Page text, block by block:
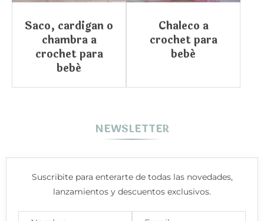
Saco, cardigan o
chambra a
crochet para
bebé
Chaleco a
crochet para
bebé
NEWSLETTER
Suscribite para enterarte de todas las novedades,
lanzamientos y descuentos exclusivos.